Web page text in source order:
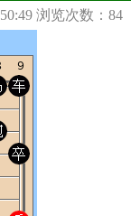
浏览次数：84